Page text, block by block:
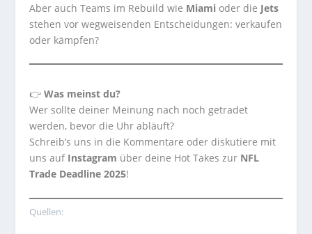
Aber auch Teams im Rebuild wie Miami oder die Jets
stehen vor wegweisenden Entscheidungen: verkaufen
oder kämpfen?
👉Was meinst du?
Wer sollte deiner Meinung nach noch getradet
werden, bevor die Uhr abläuft?
Schreib’s uns in die Kommentare oder diskutiere mit
uns auf Instagram über deine Hot Takes zur NFL
Trade Deadline 2025!
Quellen: